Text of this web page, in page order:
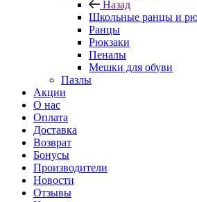
Назад
Школьные ранцы и
Ранцы
Рюкзаки
Пеналы
Мешки для обуви
Пазлы
Акции
О нас
Оплата
Доставка
Возврат
Бонусы
Производители
Новости
Отзывы